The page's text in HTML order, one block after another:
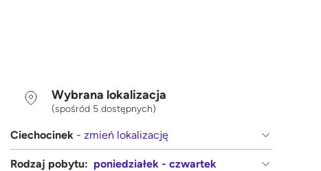
Wybrana lokalizacja
(spośród 5 dostępnych)
Ciechocinek - zmień lokalizację
Rodzaj pobytu: poniedziałek - czwartek